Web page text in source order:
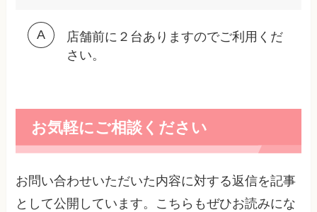
店舗前に２台ありますのでご利用くだ
さい。
お気軽にご相談ください
お問い合わせいただいた内容に対する返信を記事
として公開しています。こちらもぜひお読みにな